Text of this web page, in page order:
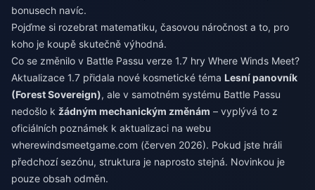
bonusech navíc.
Pojďme si rozebrat matematiku, časovou náročnost a to, pro
koho je koupě skutečně výhodná.
Co se změnilo v Battle Passu verze 1.7 hry Where Winds Meet?
Aktualizace 1.7 přidala nové kosmetické téma Lesní panovník
(Forest Sovereign), ale v samotném systému Battle Passu
nedošlo k žádným mechanickým změnám – vyplývá to z
oficiálních poznámek k aktualizaci na webu
wherewindsmeetgame.com (červen 2026). Pokud jste hráli
předchozí sezónu, struktura je naprosto stejná. Novinkou je
pouze obsah odměn.